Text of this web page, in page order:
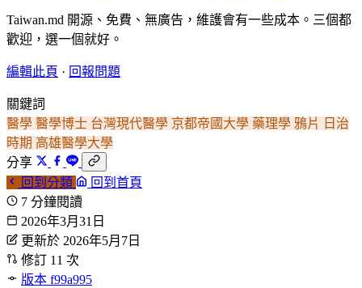
Taiwan.md 開源、免費、無廣告，維護會有一些成本。三個都
歡迎，選一個就好。
編輯此頁 · 回報問題
關鍵詞
醫學 醫學博士 台灣現代醫學 京都帝國大學 藥理學 鴉片
日治
時期 高雄醫學大學
分享
回到分類
回到首頁
7 分鐘閱讀
2026年3月31日
更新於 2026年5月7日
修訂 11 次
版本 f99a995